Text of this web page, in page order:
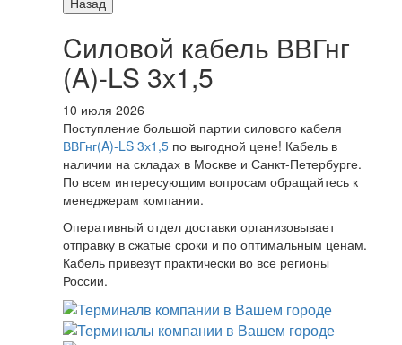
Cиловой кабель ВВГнг
(A)-LS 3х1,5
10 июля 2026
Поступление большой партии силового кабеля
ВВГнг(A)-LS 3х1,5 по выгодной цене! Кабель в
наличии на складах в Москве и Санкт-Петербурге.
По всем интересующим вопросам обращайтесь к
менеджерам компании.
Оперативный отдел доставки организовывает
отправку в сжатые сроки и по оптимальным ценам.
Кабель привезут практически во все регионы
России.